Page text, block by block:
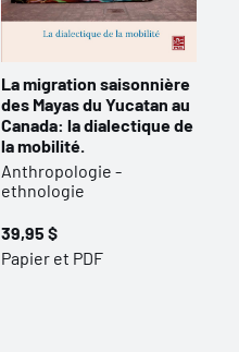
La migration saisonnière
des Mayas du Yucatan au
Canada: la dialectique de
la mobilité.
Anthropologie -
ethnologie
39,95 $
Papier et PDF